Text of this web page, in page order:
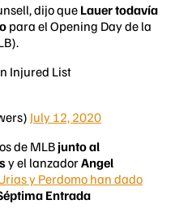
dijo queLauer todavía
para el Opening Day de la
Injured List
July 12, 2020
de MLB junto al
y el lanzadorAngel
y Perdomo han dado
Entrada